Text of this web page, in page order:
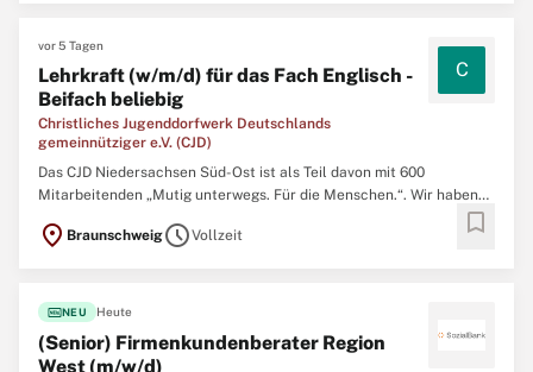
vor 5 Tagen
Lehrkraft (w/m/d) für das Fach Englisch -
Beifach beliebig
Christliches Jugenddorfwerk Deutschlands
gemeinnütziger e.V. (CJD)
C
Das CJD Niedersachsen Süd-Ost ist als Teil davon mit 600
Mitarbeitenden „Mutig unterwegs. Für die Menschen.“. Wir haben
erreichen und sie zu unterstützen, ihr Potenzial zu entfalten. Die
location_on BraunschweigscheduleVollzeit bookmark
fiber_newNEU Heute
(Senior) Firmenkundenberater Region
West (m/w/d)